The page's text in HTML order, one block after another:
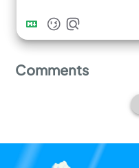
Comments